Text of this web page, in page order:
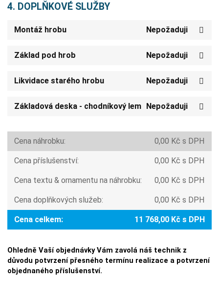
4. DOPLŇKOVÉ SLUŽBY
Montáž hrobu Nepožaduji
Základ pod hrob Nepožaduji
Likvidace starého hrobu Nepožaduji
Základová deska - chodníkový lem Nepožaduji
Cena náhrobku: 0,00 Kč s DPH
Cena příslušenství: 0,00 Kč s DPH
Cena textu & ornamentu na náhrobku: 0,00 Kč s DPH
Cena doplňkových služeb: 0,00 Kč s DPH
Cena celkem: 11 768,00 Kč s DPH
Ohledně Vaší objednávky Vám zavolá náš technik z
důvodu potvrzení přesného termínu realizace a potvrzení
objednaného příslušenství.